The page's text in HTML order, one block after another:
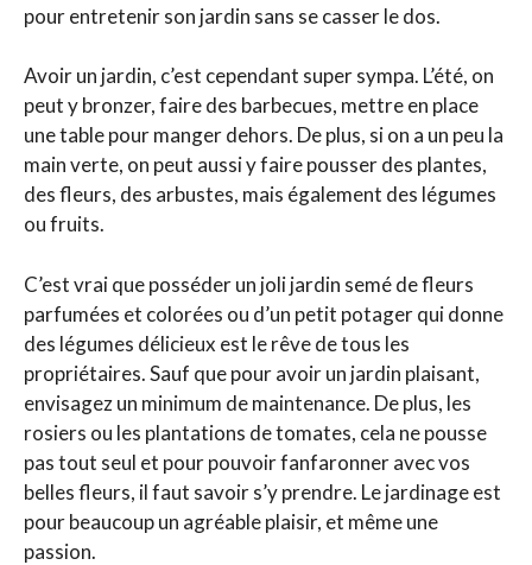
pour entretenir son jardin sans se casser le dos.
Avoir un jardin, c’est cependant super sympa. L’été, on
peut y bronzer, faire des barbecues, mettre en place
une table pour manger dehors. De plus, si on a un peu la
main verte, on peut aussi y faire pousser des plantes,
des fleurs, des arbustes, mais également des légumes
ou fruits.
C’est vrai que posséder un joli jardin semé de fleurs
parfumées et colorées ou d’un petit potager qui donne
des légumes délicieux est le rêve de tous les
propriétaires. Sauf que pour avoir un jardin plaisant,
envisagez un minimum de maintenance. De plus, les
rosiers ou les plantations de tomates, cela ne pousse
pas tout seul et pour pouvoir fanfaronner avec vos
belles fleurs, il faut savoir s’y prendre. Le jardinage est
pour beaucoup un agréable plaisir, et même une
passion.